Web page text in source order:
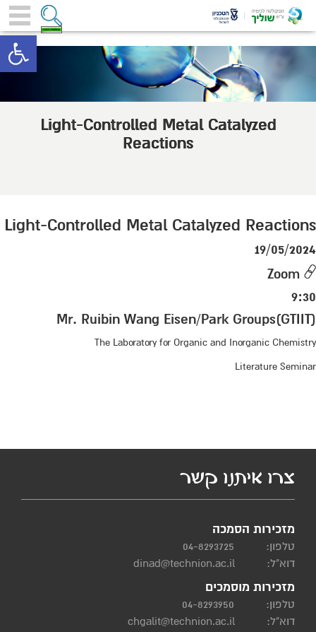
Light-Controlled Metal Catalyzed
Reactions
Light-Controlled Metal Catalyzed Reactions
19/05/2024
9:30
Mr. Ruibin Wang Eisen/Park Groups(GTIIT)
The Laboratory for Organic and Inorganic Chemistry
Literature Seminar
צרו איתנו קשר
מזכירות הסמכה
טלפון:
04-8293725
דוא"ל:
dinad@technion.ac.il
מזכירות מוסמכים
טלפון:
04-8293950
דוא"ל:
chgalit@technion.ac.il